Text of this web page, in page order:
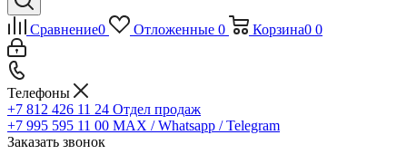
Сравнение0 Отложенные 0 Корзина0 0
Телефоны
+7 812 426 11 24 Отдел продаж
+7 995 595 11 00 MAX / Whatsapp / Telegram
Заказать звонок